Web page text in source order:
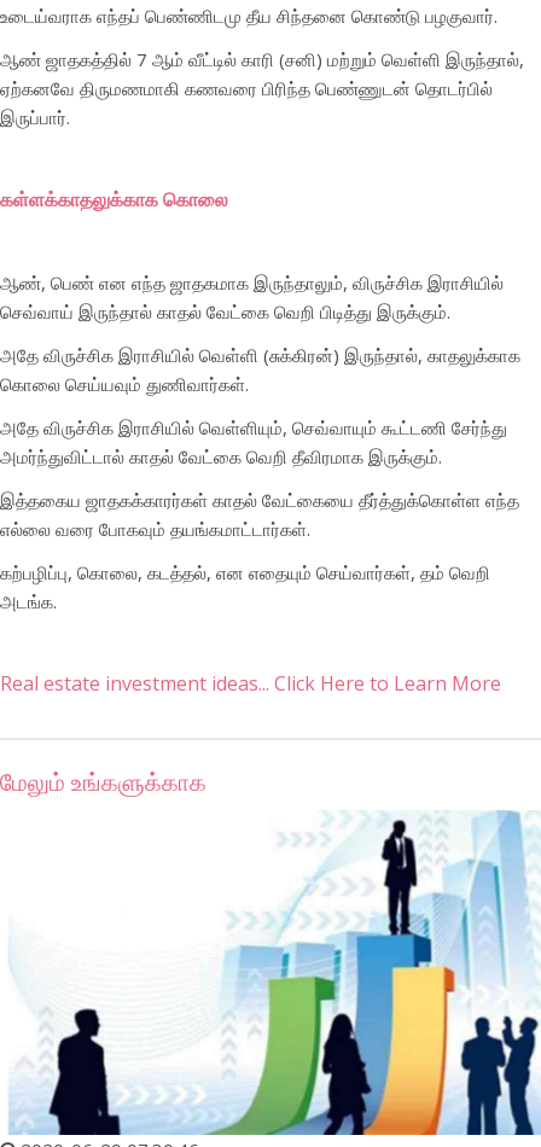
உடைய்வராக எந்தப் பெண்ணிடமு தீய சிந்தனை கொண்டு பழகுவார்.
ஆண் ஜாதகத்தில் 7 ஆம் வீட்டில் காரி (சனி) மற்றும் வெள்ளி இருந்தால்,
ஏற்கனவே திருமணமாகி கணவரை பிரிந்த பெண்ணுடன் தொடர்பில்
இருப்பார்.
கள்ளக்காதலுக்காக கொலை
ஆண், பெண் என எந்த ஜாதகமாக இருந்தாலும், விருச்சிக இராசியில்
செவ்வாய் இருந்தால் காதல் வேட்கை வெறி பிடித்து இருக்கும்.
அதே விருச்சிக இராசியில் வெள்ளி (சுக்கிரன்) இருந்தால், காதலுக்காக
கொலை செய்யவும் துணிவார்கள்.
அதே விருச்சிக இராசியில் வெள்ளியும், செவ்வாயும் கூட்டணி சேர்ந்து
அமர்ந்துவிட்டால் காதல் வேட்கை வெறி தீவிரமாக இருக்கும்.
இத்தகைய ஜாதகக்காரர்கள் காதல் வேட்கையை தீர்த்துக்கொள்ள எந்த
எல்லை வரை போகவும் தயங்கமாட்டார்கள்.
கற்பழிப்பு, கொலை, கடத்தல், என எதையும் செய்வார்கள், தம் வெறி
அடங்க.
Real estate investment ideas... Click Here to Learn More
மேலும் உங்களுக்காக